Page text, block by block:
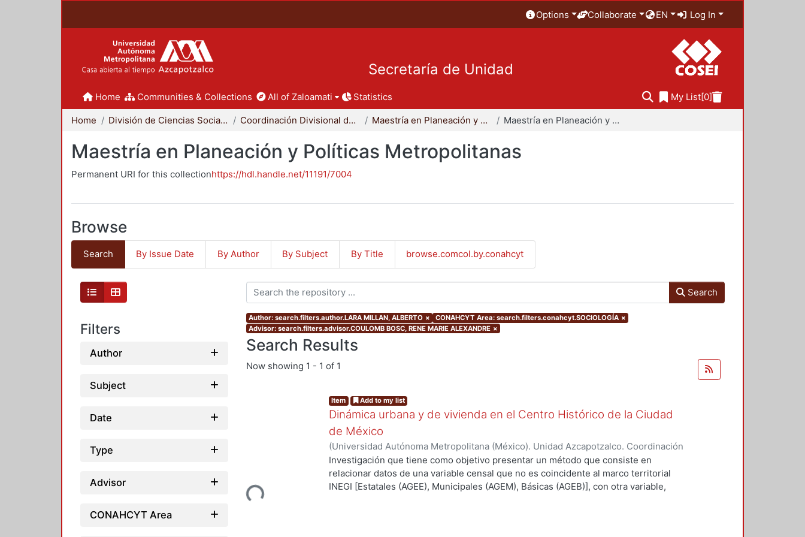
Options Collaborate EN Log In
Secretaría de Unidad
Home Communities & Collections All of Zaloamati Statistics My List[0]
Home División de Ciencias Sociales y Humanidades Coordinación Divisional de Posgrado Maestría en Planeación y Políticas Metropolitanas Maestría en Planeación y Políticas Metropolitanas
Maestría en Planeación y Políticas Metropolitanas
Permanent URI for this collectionhttps://hdl.handle.net/11191/7004
Browse
Search By Issue Date By Author By Subject By Title browse.comcol.by.conahcyt
Filters
Author
Subject
Date
Type
Advisor
CONAHCYT Area
Search
Author: search.filters.author.LARA MILLAN, ALBERTO × CONAHCYT Area: search.filters.conahcyt.SOCIOLOGÍA ×
Advisor: search.filters.advisor.COULOMB BOSC, RENE MARIE ALEXANDRE ×
Search Results
Now showing 1 - 1 of 1
Loading...
Item Add to my list
Dinámica urbana y de vivienda en el Centro Histórico de la Ciudad
de México
(Universidad Autónoma Metropolitana (México). Unidad Azcapotzalco. Coordinación
de Servicios de Información., 2012-07 )LARA MILLAN, ALBERTO
Investigación que tiene como objetivo presentar un método que consiste en
relacionar datos de una variable censal que no es coincidente al marco territorial
INEGI [Estatales (AGEE), Municipales (AGEM), Básicas (AGEB)], con otra variable,